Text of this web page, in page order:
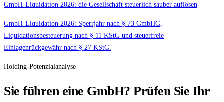
GmbH-Liquidation 2026: die Gesellschaft steuerlich sauber auflösen
GmbH-Liquidation 2026: Sperrjahr nach § 73 GmbHG,
Liquidationsbesteuerung nach § 11 KStG und steuerfreie
Einlagenrückgewähr nach § 27 KStG.
Holding-Potenzialanalyse
Sie führen eine GmbH? Prüfen Sie Ihr